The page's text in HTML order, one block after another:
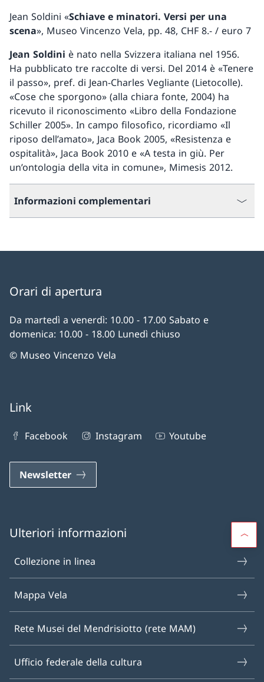
Jean Soldini «Schiave e minatori. Versi per una
scena», Museo Vincenzo Vela, pp. 48, CHF 8.- / euro 7
Jean Soldini è nato nella Svizzera italiana nel 1956.
Ha pubblicato tre raccolte di versi. Del 2014 è «Tenere
il passo», pref. di Jean-Charles Vegliante (Lietocolle).
«Cose che sporgono» (alla chiara fonte, 2004) ha
ricevuto il riconoscimento «Libro della Fondazione
Schiller 2005». In campo filosofico, ricordiamo «Il
riposo dell’amato», Jaca Book 2005, «Resistenza e
ospitalità», Jaca Book 2010 e «A testa in giù. Per
un’ontologia della vita in comune», Mimesis 2012.
Informazioni complementari
Orari di apertura
Da martedì a venerdì: 10.00 - 17.00 Sabato e
domenica: 10.00 - 18.00 Lunedì chiuso
© Museo Vincenzo Vela
Link
Facebook Instagram Youtube
Newsletter
Ulteriori informazioni
Collezione in linea
Mappa Vela
Rete Musei del Mendrisiotto (rete MAM)
Ufficio federale della cultura